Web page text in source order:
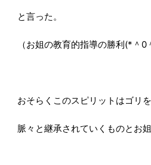
と言った。
（お姐の教育的指導の勝利(*＾
おそらくこのスピリットはゴリ
脈々と継承されていくものとお